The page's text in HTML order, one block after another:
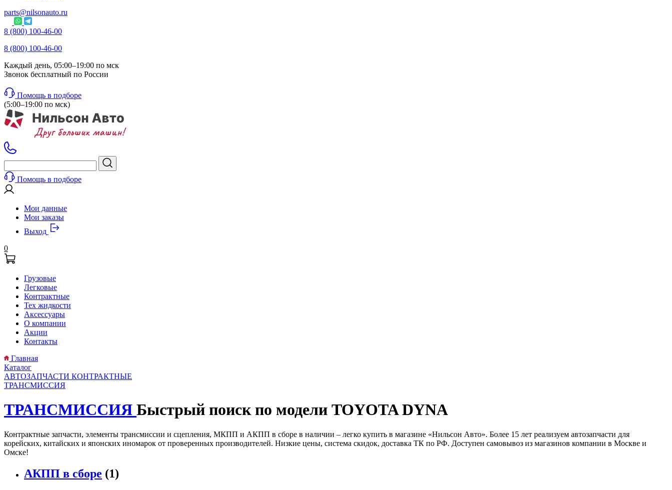
parts@nilsonauto.ru
8 (800) 100-46-00
8 (800) 100-46-00
Каждый день, 05:00–19:00 по мск
Звонок бесплатный по России
Помощь в подборе
(5:00–19:00 по мск)
Помощь в подборе
Мои данные
Мои заказы
Выход
0
Грузовые
Легковые
Контрактные
Тех жидкости
Аксессуары
О компании
Акции
Контакты
Главная
Каталог
АВТОЗАПЧАСТИ КОНТРАКТНЫЕ
ТРАНСМИССИЯ
ТРАНСМИССИЯ Быстрый поиск по модели TOYOTA DYNA
Контрактные запчасти, элементы трансмиссии и сцепления, МКПП и АКПП в сборе в наличии – легко купить в магазине «Нильсон Авто». Более 15 лет реализуем автозапчасти для
корейских, китайских и японских иномарок от проверенных производителей. Низкие цены, система скидок, доставка ТК по РФ. Доступен самовывоз из магазинов компании в Москве и
Омске!
АКПП в сборе (1)